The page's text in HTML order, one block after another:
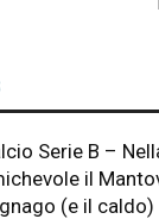
Serie B –
il
(e il caldo)